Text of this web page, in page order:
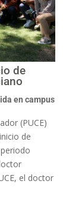
de
en campus
(PUCE)
de
el doctor